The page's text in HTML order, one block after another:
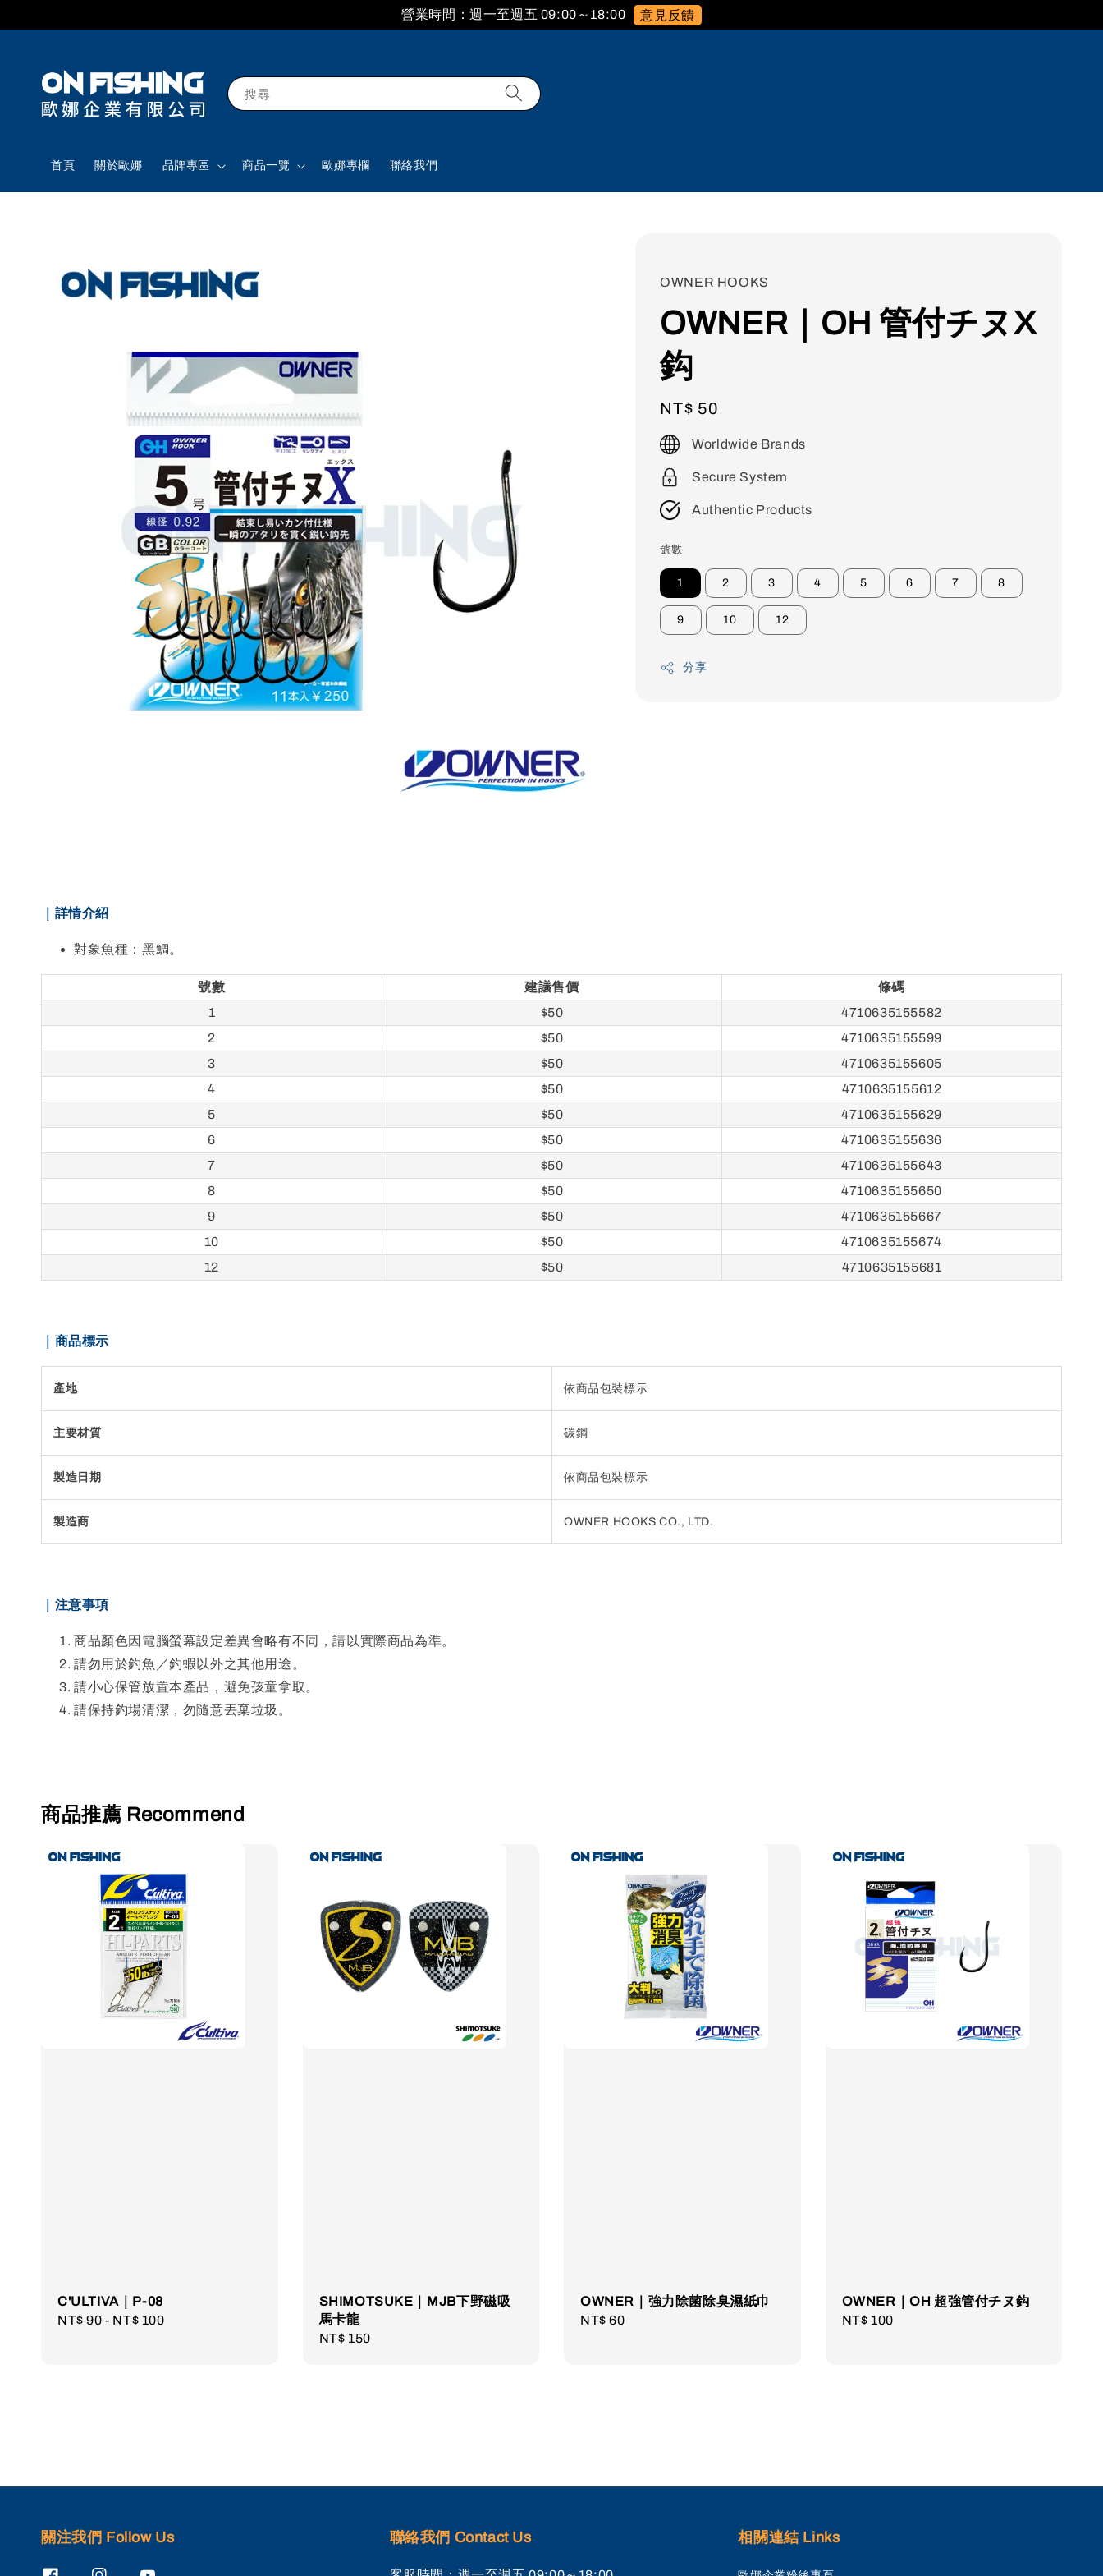
營業時間：週一至週五 09:00～18:00 意見反饋
搜尋
首頁 關於歐娜 品牌專區 商品一覽 歐娜專欄 聯絡我們
OWNER HOOKS
OWNER｜OH 管付チヌX
鈎
Regular
price
NT$ 50
Worldwide Brands
Secure System
Authentic Products
號數
1 2 3 4 5 6 7 8
9 10 12
分享
｜詳情介紹
對象魚種：黑鯛。
號數 建議售價
條碼
1
$50
4710635155582
2
$50
4710635155599
3
$50
4710635155605
4
$50
4710635155612
5
$50
4710635155629
6
$50
4710635155636
7
$50
4710635155643
8
$50
4710635155650
9
$50
4710635155667
10
$50
4710635155674
12
$50 4710635155681
｜商品標示
產地 依商品包裝標示
主要材質 碳鋼
製造日期 依商品包裝標示
製造商 OWNER HOOKS CO., LTD.
｜注意事項
商品顏色因電腦螢幕設定差異會略有不同，請以實際商品為準。
請勿用於釣魚／釣蝦以外之其他用途。
請小心保管放置本產品，避免孩童拿取。
請保持釣場清潔，勿隨意丟棄垃圾。
商品推薦 Recommend
C'ULTIVA｜P-08
Regular
NT$ 90 - NT$ 100
SHIMOTSUKE｜MJB下野磁吸
馬卡龍
Regular
NT$ 150
OWNER｜強力除菌除臭濕紙巾
Regular
NT$ 60
OWNER｜OH 超強管付チヌ鈎
Regular
NT$ 100
關注我們 Follow Us 聯絡我們 Contact Us 相關連結 Links